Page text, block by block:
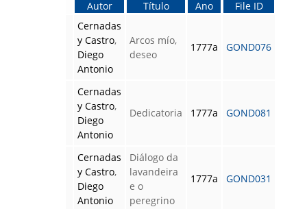
Autor
Título Ano
File ID
Cernadas
y Castro,
Diego
Antonio
Arcos mío,
deseo
1777a GOND076
Cernadas
y Castro,
Diego
Antonio
Dedicatoria 1777a GOND081
Cernadas
y Castro,
Diego
Antonio
Diálogo da
lavandeira
e o
peregrino
1777a GOND031